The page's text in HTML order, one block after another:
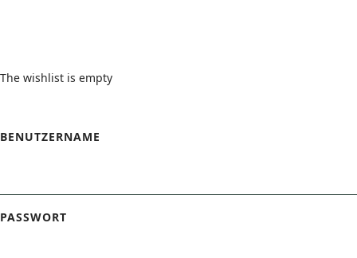
The wishlist is empty
BENUTZERNAME
PASSWORT